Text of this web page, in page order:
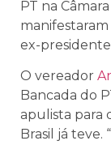
PT na
ex-
O vereador
Bancada do
apulista para
Brasil já